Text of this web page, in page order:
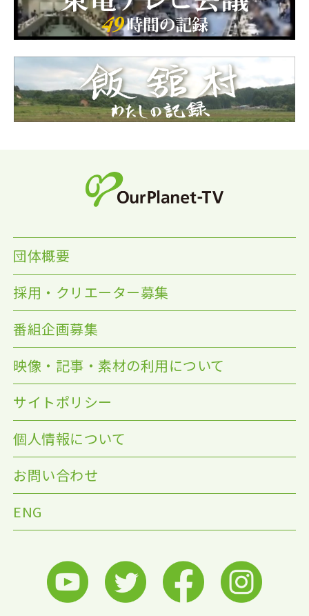
団体概要
採用・クリエーター募集
番組企画募集
映像・記事・素材の利用について
サイトポリシー
個人情報について
お問い合わせ
ENG